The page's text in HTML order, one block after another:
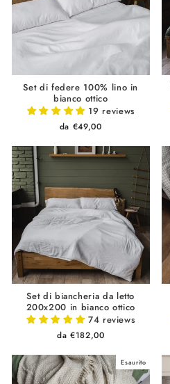
Set di federe 100% lino in
bianco ottico
19 reviews
da €49,00
Set di biancheria da letto
200x200 in bianco ottico
74 reviews
da €182,00
Esaurito